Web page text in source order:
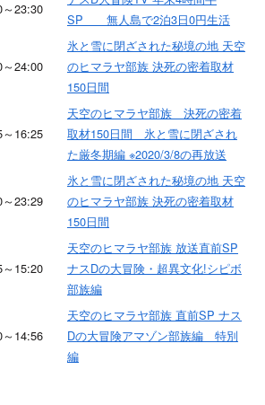
～23:30
SP 無人島で2泊3日0円生活
24:00
氷と雪に閉ざされた秘境の地 天空
のヒマラヤ部族 決死の密着取材
150日間
～16:25
天空のヒマラヤ部族 決死の密着
取材150日間 氷と雪に閉ざされ
た厳冬期編 ※2020/3/8の再放送
23:29
氷と雪に閉ざされた秘境の地 天空
のヒマラヤ部族 決死の密着取材
150日間
～15:20
天空のヒマラヤ部族 放送直前SP
ナスDの大冒険・超異文化!シピボ
部族編
～14:56
天空のヒマラヤ部族 直前SP ナス
Dの大冒険アマゾン部族編 特別
編